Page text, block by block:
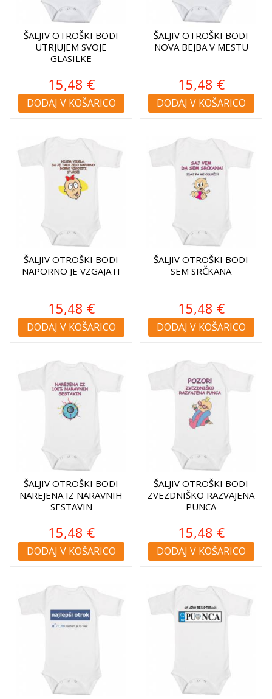
ŠALJIV OTROŠKI BODI
UTRJUJEM SVOJE
GLASILKE
15,48 €
DODAJ V KOŠARICO
ŠALJIV OTROŠKI BODI
NOVA BEJBA V MESTU
15,48 €
DODAJ V KOŠARICO
ŠALJIV OTROŠKI BODI
NAPORNO JE VZGAJATI
15,48 €
DODAJ V KOŠARICO
ŠALJIV OTROŠKI BODI
SEM SRČKANA
15,48 €
DODAJ V KOŠARICO
ŠALJIV OTROŠKI BODI
NAREJENA IZ NARAVNIH
SESTAVIN
15,48 €
DODAJ V KOŠARICO
ŠALJIV OTROŠKI BODI
ZVEZDNIŠKO RAZVAJENA
PUNCA
15,48 €
DODAJ V KOŠARICO